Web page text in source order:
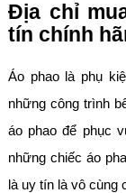
Địa chỉ
tín chính
Áo phao là phụ
những công trình
áo phao để phục
những chiếc áo
là uy tín là vô cùng